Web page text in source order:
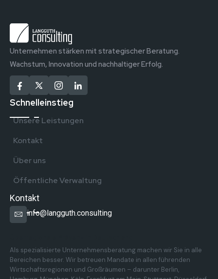
Unternehmen stärken mit strategischer Beratung.
Wachstum, Innovation und nachhaltiger Erfolg.
Schnelleinstieg
Unsere Leistungen
Kontakt
Über uns
Öffentliche Verwaltung
Kontakt
info@langguth.consulting
Als spezialisierte Unternehmensberatung machen wir Sie in alle
Bereichen besser. Wir betreuen Mandate in allen führenden
Wirtschaftsregionen und Großräumen – darunter Berlin,